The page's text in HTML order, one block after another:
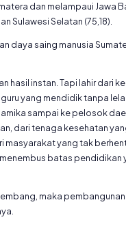
dan melampaui Jawa
Sulawesi Selatan (75,18).
daya saing manusia
hasil instan. Tapi lahir dari
yang mendidik tanpa
sampai ke pelosok
dari tenaga kesehatan
masyarakat yang tak
batas pendidikan
maka